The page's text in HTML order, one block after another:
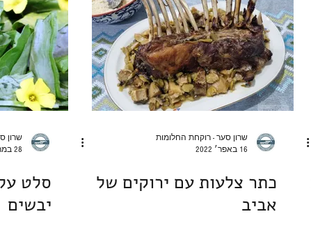
עוגיות וחיתוכיות פאי וטארט
לחיות את פורטו
שרון סער - רוקחת החלומות
16 באפר׳ 2022
כתר צלעות עם ירוקים של
אביב
שרון
28 במרץ 2021
סלט
יבשים